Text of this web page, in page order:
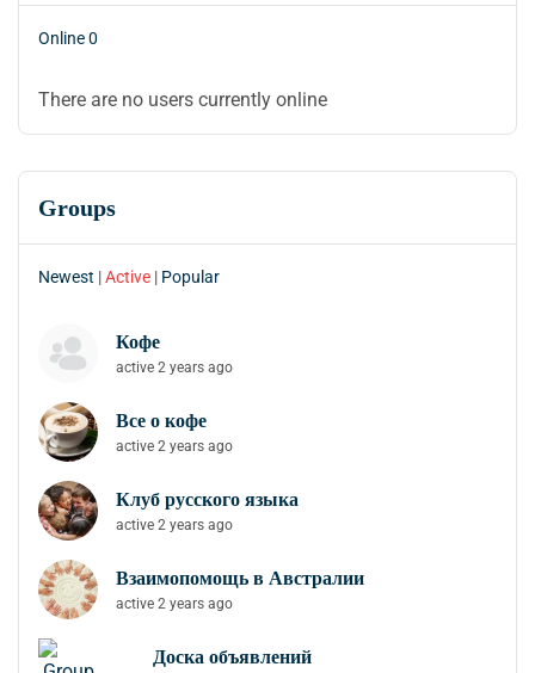
Online0
There are no users currently online
Groups
Newest |Active | Popular
Кофе
active 2 years ago
Все о кофе
active 2 years ago
Клуб русского языка
active 2 years ago
Взаимопомощь в Австралии
active 2 years ago
Доска объявлений